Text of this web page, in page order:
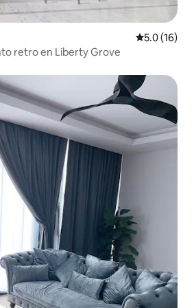
Calificación
5.0 (16)
retro en Liberty Grove